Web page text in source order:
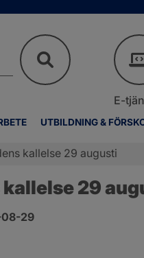
UTBILDNING &
E-
kallelse 29 augusti
29
08-29
fönster.